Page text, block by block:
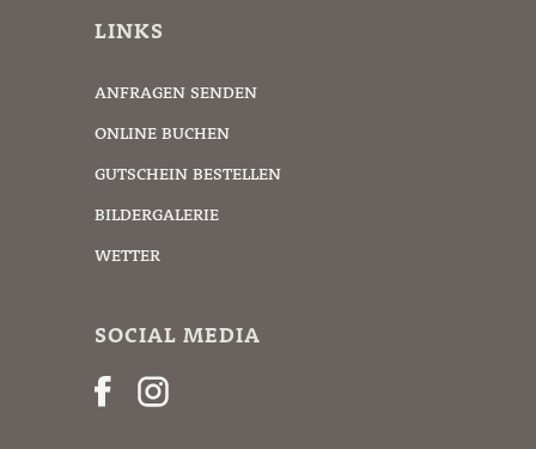
LINKS
ANFRAGEN SENDEN
ONLINE BUCHEN
GUTSCHEIN BESTELLEN
BILDERGALERIE
WETTER
SOCIAL MEDIA